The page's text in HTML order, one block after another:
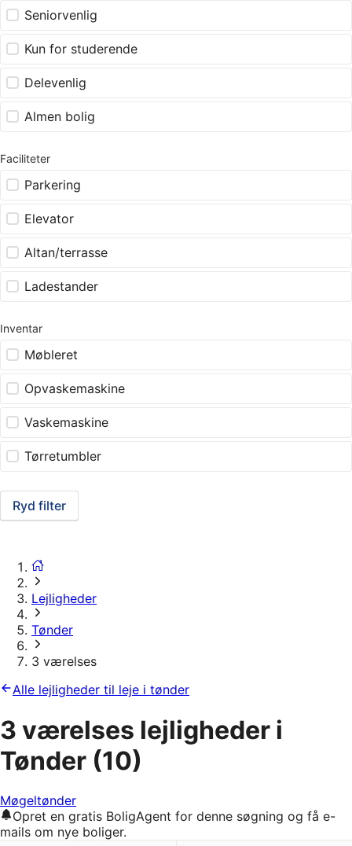
Seniorvenlig
Kun for studerende
Delevenlig
Almen bolig
Faciliteter
Parkering
Elevator
Altan/terrasse
Ladestander
Inventar
Møbleret
Opvaskemaskine
Vaskemaskine
Tørretumbler
Ryd filter
Lejligheder
Tønder
3 værelses
Alle lejligheder til leje i tønder
3 værelses lejligheder i
Tønder (10)
Møgeltønder
Opret en gratis BoligAgent for denne søgning og få e-
mails om nye boliger.